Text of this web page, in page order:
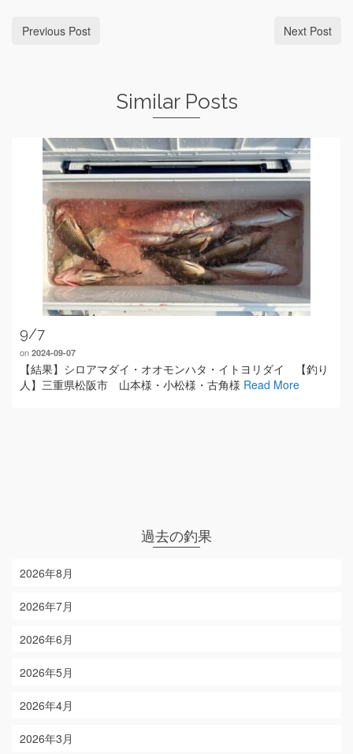
Previous Post Next Post
Similar Posts
9/7
on 2024-09-07
【結果】シロアマダイ・オオモンハタ・イトヨリダイ 【釣り
人】三重県松阪市 山本様・小松様・古角様 Read More
過去の釣果
2026年8月
2026年7月
2026年6月
2026年5月
2026年4月
2026年3月